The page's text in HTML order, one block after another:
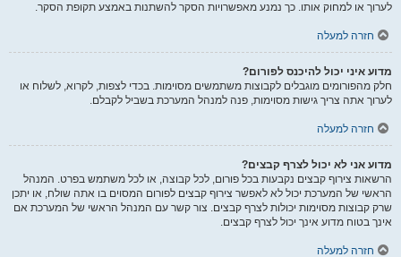
לערוך או למחוק אותו. כך נמנע מאפשרויות הסקר להשתנות באמצע תקופת הסקר.
חזרה למעלה
מדוע איני יכול להיכנס לפורום?
חלק מהפורומים מוגבלים לקבוצות משתמשים מסוימות. בכדי לצפות, לקרוא, לשלוח או
לערוך אתה צריך גישות מסוימות, פנה למנהל המערכת בשביל לקבלם.
חזרה למעלה
מדוע אני לא יכול לצרף קבצים?
הרשאות צירוף קבצים נקבעות בכל פורום, לכל קבוצה, או לכל משתמש בפרט. המנהל
הראשי של המערכת יכול לא לאפשר צירוף קבצים לפורום המסוים בו אתה שולח, או יתכן
שרק קבוצות מסוימות יכולות לצרף קבצים. צור קשר עם המנהל הראשי של המערכת אם
אינך בטוח מדוע אינך יכול לצרף קבצים.
חזרה למעלה